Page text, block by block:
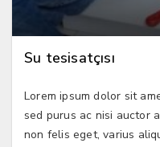
Su tesisatçısı
Lorem ipsum dolor sit
sed purus ac nisi auctor
non felis eget, varius